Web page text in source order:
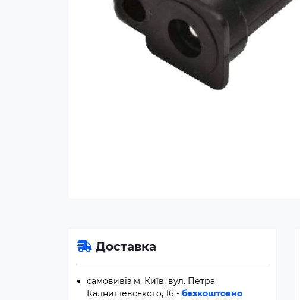
Доставка
самовивіз м. Київ, вул. Петра
Калнишевського, 16 - безкоштовно